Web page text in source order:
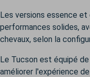
Les versions essence
performances solides,
chevaux, selon la
Le Tucson est équipé
améliorer l'expérience